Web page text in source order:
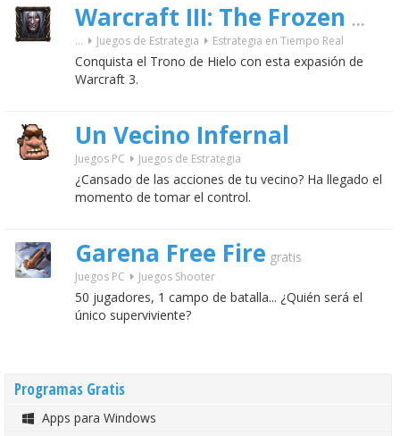
Warcraft III: The Frozen Throne
... Juegos de Estrategia Estrategia en Tiempo Real
Conquista el Trono de Hielo con esta expasión de
Warcraft 3.
Un Vecino Infernal
Juegos PC Juegos de Estrategia
¿Cansado de las acciones de tu vecino? Ha llegado el
momento de tomar el control.
Garena Free Fire gratis
Juegos PC Juegos Shooter
50 jugadores, 1 campo de batalla... ¿Quién será el
único superviviente?
Programas Gratis
Apps para Windows